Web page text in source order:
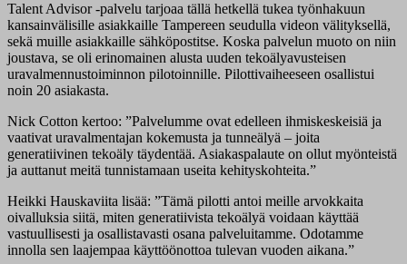
Talent Advisor -palvelu tarjoaa tällä hetkellä tukea työnhakuun
kansainvälisille asiakkaille Tampereen seudulla videon välityksellä,
sekä muille asiakkaille sähköpostitse. Koska palvelun muoto on niin
joustava, se oli erinomainen alusta uuden tekoälyavusteisen
uravalmennustoiminnon pilotoinnille. Pilottivaiheeseen osallistui
noin 20 asiakasta.
Nick Cotton kertoo: ”Palvelumme ovat edelleen ihmiskeskeisiä ja
vaativat uravalmentajan kokemusta ja tunneälyä – joita
generatiivinen tekoäly täydentää. Asiakaspalaute on ollut myönteistä
ja auttanut meitä tunnistamaan useita kehityskohteita.”
Heikki Hauskaviita lisää: ”Tämä pilotti antoi meille arvokkaita
oivalluksia siitä, miten generatiivista tekoälyä voidaan käyttää
vastuullisesti ja osallistavasti osana palveluitamme. Odotamme
innolla sen laajempaa käyttöönottoa tulevan vuoden aikana.”